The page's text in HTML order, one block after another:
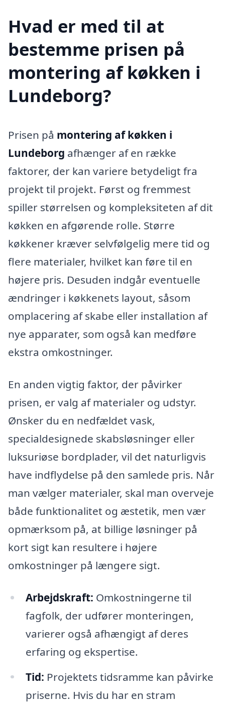
Hvad er med til at
bestemme prisen på
montering af køkken i
Lundeborg?
Prisen på montering af køkken i
Lundeborg afhænger af en række
faktorer, der kan variere betydeligt fra
projekt til projekt. Først og fremmest
spiller størrelsen og kompleksiteten af dit
køkken en afgørende rolle. Større
køkkener kræver selvfølgelig mere tid og
flere materialer, hvilket kan føre til en
højere pris. Desuden indgår eventuelle
ændringer i køkkenets layout, såsom
omplacering af skabe eller installation af
nye apparater, som også kan medføre
ekstra omkostninger.
En anden vigtig faktor, der påvirker
prisen, er valg af materialer og udstyr.
Ønsker du en nedfældet vask,
specialdesignede skabsløsninger eller
luksuriøse bordplader, vil det naturligvis
have indflydelse på den samlede pris. Når
man vælger materialer, skal man overveje
både funktionalitet og æstetik, men vær
opmærksom på, at billige løsninger på
kort sigt kan resultere i højere
omkostninger på længere sigt.
Arbejdskraft: Omkostningerne til
fagfolk, der udfører monteringen,
varierer også afhængigt af deres
erfaring og ekspertise.
Tid: Projektets tidsramme kan påvirke
priserne. Hvis du har en stram